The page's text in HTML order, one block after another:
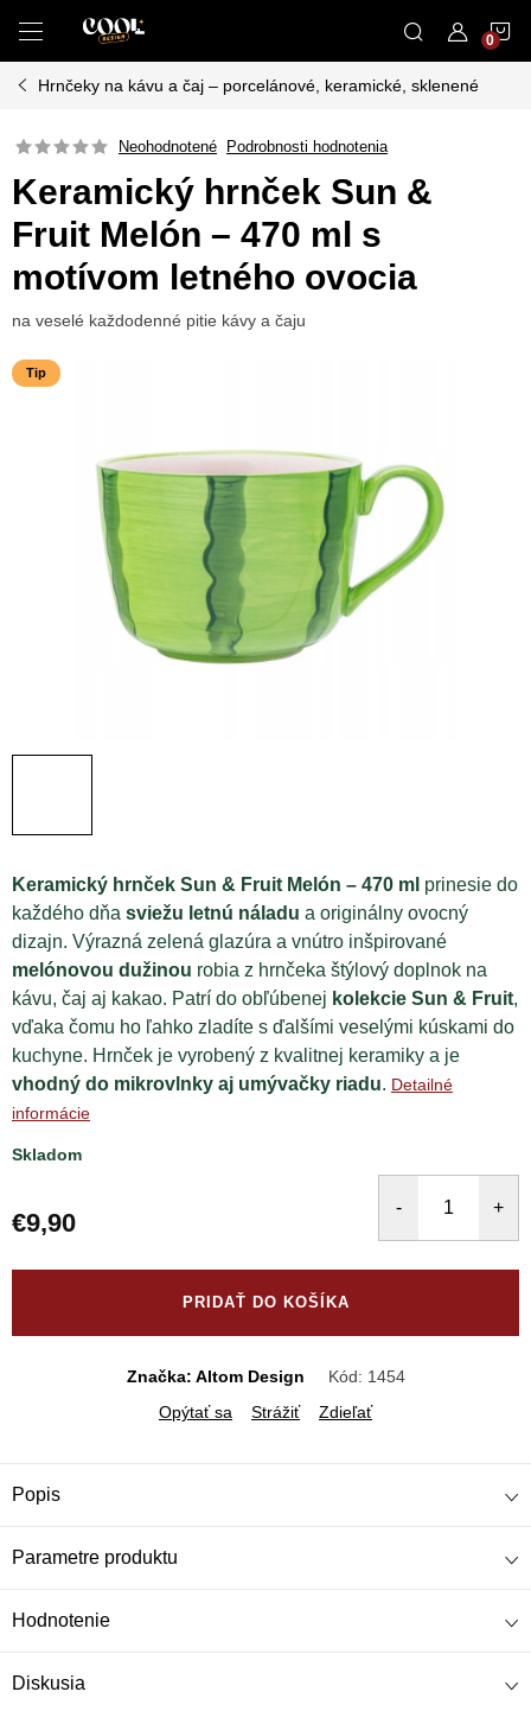
obsah
Hrnčeky na kávu a čaj – porcelánové, keramické, sklenené
Neohodnotené Podrobnosti hodnotenia
Keramický hrnček Sun &
Fruit Melón – 470 ml s
motívom letného ovocia
na veselé každodenné pitie kávy a čaju
Tip
Keramický hrnček Sun & Fruit Melón – 470 ml prinesie do
každého dňa sviežu letnú náladu a originálny ovocný
dizajn. Výrazná zelená glazúra a vnútro inšpirované
melónovou dužinou robia z hrnčeka štýlový doplnok na
kávu, čaj aj kakao. Patrí do obľúbenej kolekcie Sun & Fruit,
vďaka čomu ho ľahko zladíte s ďalšími veselými kúskami do
kuchyne. Hrnček je vyrobený z kvalitnej keramiky a je
vhodný do mikrovlnky aj umývačky riadu. Detailné
informácie
Skladom
€9,90
PRIDAŤ DO KOŠÍKA
Značka: Altom Design Kód: 1454
Opýtať sa
Strážiť Zdieľať
Popis
Parametre produktu
Hodnotenie
Diskusia